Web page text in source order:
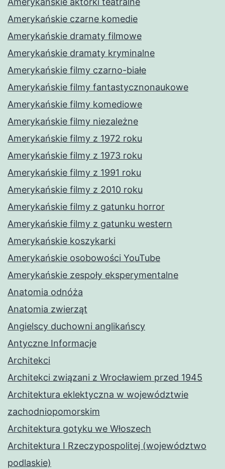
Amerykańskie czarne komedie
Amerykańskie dramaty filmowe
Amerykańskie dramaty kryminalne
Amerykańskie filmy czarno-białe
Amerykańskie filmy fantastycznonaukowe
Amerykańskie filmy komediowe
Amerykańskie filmy niezależne
Amerykańskie filmy z 1972 roku
Amerykańskie filmy z 1973 roku
Amerykańskie filmy z 1991 roku
Amerykańskie filmy z 2010 roku
Amerykańskie filmy z gatunku horror
Amerykańskie filmy z gatunku western
Amerykańskie koszykarki
Amerykańskie osobowości YouTube
Amerykańskie zespoły eksperymentalne
Anatomia odnóża
Anatomia zwierząt
Angielscy duchowni anglikańscy
Antyczne Informacje
Architekci
Architekci związani z Wrocławiem przed 1945
Architektura eklektyczna w województwie
zachodniopomorskim
Architektura gotyku we Włoszech
Architektura I Rzeczypospolitej (województwo
podlaskie)